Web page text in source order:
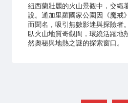
紐西蘭壯麗的火山景觀中，交織
說。通加里羅國家公園因《魔戒
而聞名，吸引無數影迷與探險者
臥火山地質奇觀間，環繞活躍地
然奧秘與地熱之謎的探索窗口。